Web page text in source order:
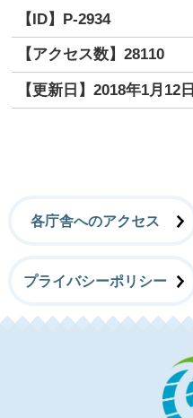
【ID】 P-2934
【アクセス数】28110
【更新日】2018年1月12日
各庁舎へのアクセス
プライバシーポリシー